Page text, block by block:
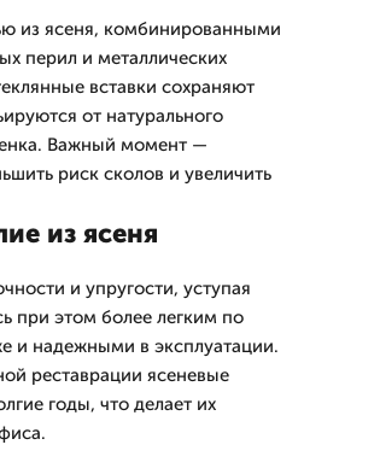
из ясеня, комбинированными
перил и металлических
вставки сохраняют
от натурального
Важный момент —
риск сколов и увеличить
из ясеня
и упругости, уступая
при этом более легким по
и надежными в эксплуатации.
реставрации ясеневые
годы, что делает их